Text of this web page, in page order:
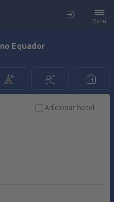
Menu
no Equador
Adicionar hotel